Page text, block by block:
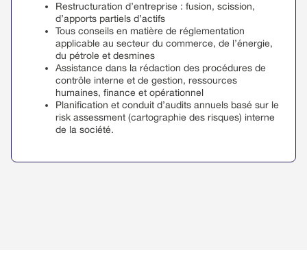
Restructuration d’entreprise : fusion, scission,
d’apports partiels d’actifs
Tous conseils en matière de réglementation
applicable au secteur du commerce, de l’énergie,
du pétrole et desmines
Assistance dans la rédaction des procédures de
contrôle interne et de gestion, ressources
humaines, finance et opérationnel
Planification et conduit d’audits annuels basé sur le
risk assessment (cartographie des risques) interne
de la société.